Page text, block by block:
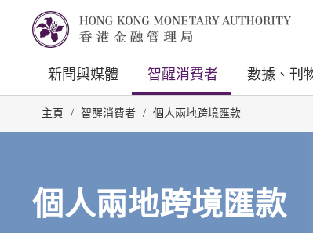
新聞與媒體 智醒消費者 數據、刊
主頁 / 智醒消費者 / 個人兩地跨境匯款
個人兩地跨境匯款